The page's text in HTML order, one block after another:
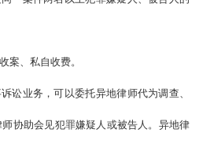
案、私自收费。
讼业务，可以委托异地律师代为调查、
协助会见犯罪嫌疑人或被告人。异地律